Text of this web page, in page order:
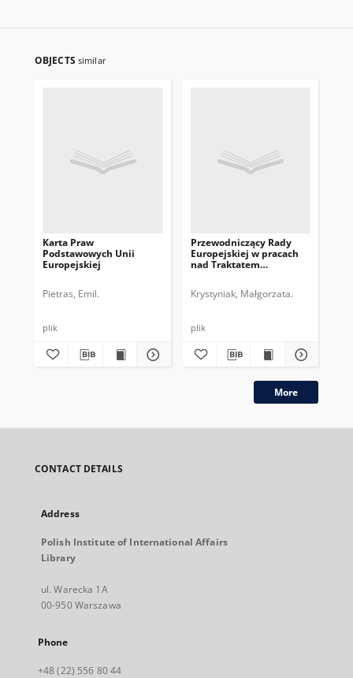
OBJECTS similar
Karta Praw
Podstawowych Unii
Europejskiej
Pietras, Emil.
plik
Przewodniczący Rady
Europejskiej w pracach
nad Traktatem
Krystyniak, Małgorzata.
plik
More
CONTACT DETAILS
Address
Polish Institute of International Affairs
Library
ul. Warecka 1A
00-950 Warszawa
Phone
+48 (22) 556 80 44